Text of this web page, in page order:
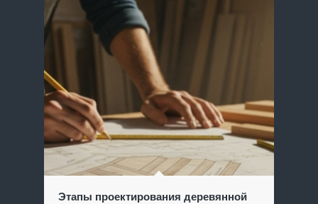
Этапы проектирования деревянной